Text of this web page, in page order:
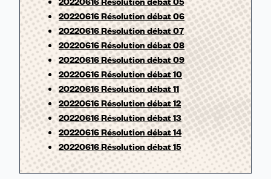
20220616 Résolution débat 06
20220616 Résolution débat 07
20220616 Résolution débat 08
20220616 Résolution débat 09
20220616 Résolution débat 10
20220616 Résolution débat 11
20220616 Résolution débat 12
20220616 Résolution débat 13
20220616 Résolution débat 14
20220616 Résolution débat 15